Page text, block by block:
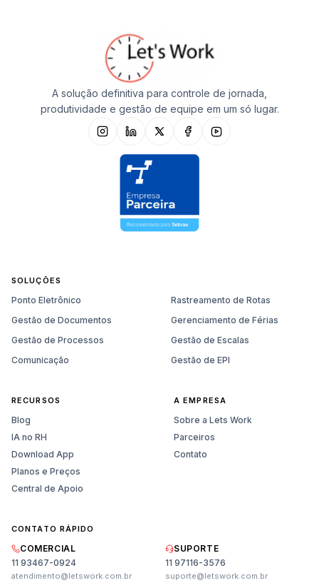
A solução definitiva para controle de jornada,
produtividade e gestão de equipe em um só lugar.
SOLUÇÕES
Ponto Eletrônico
Rastreamento de Rotas
Gestão de Documentos
Gerenciamento de Férias
Gestão de Processos
Gestão de Escalas
Comunicação
Gestão de EPI
RECURSOS
Blog
IA no RH
Download App
Planos e Preços
Central de Apoio
A EMPRESA
Sobre a Lets Work
Parceiros
Contato
CONTATO RÁPIDO
COMERCIAL
11 93467-0924
atendimento@letswork.com.br
SUPORTE
11 97116-3576
suporte@letswork.com.br